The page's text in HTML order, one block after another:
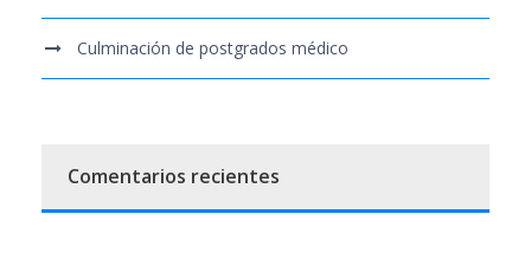
Culminación de postgrados médico
Comentarios recientes